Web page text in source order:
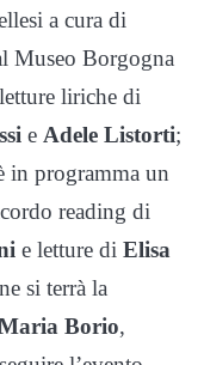
a cura di
Museo Borgogna
liriche di
e Adele Listorti;
in programma un
reading di
e letture di Elisa
si terrà la
Borio,